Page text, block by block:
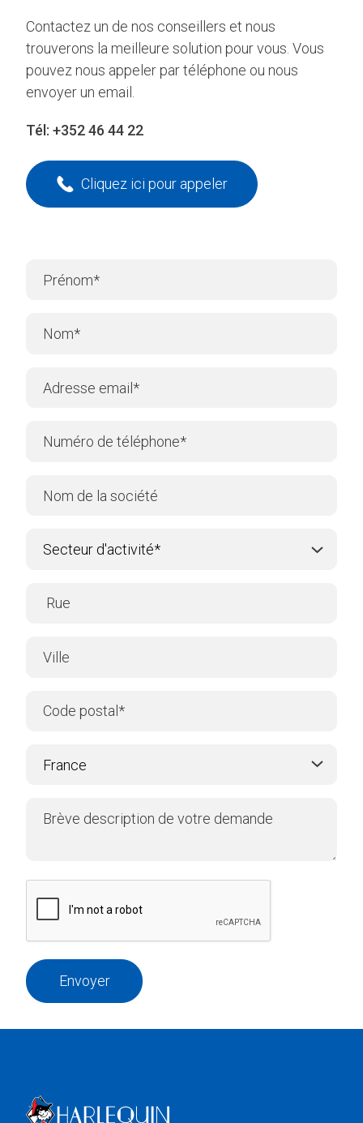
Contactez un de nos conseillers et nous
trouverons la meilleure solution pour vous. Vous
pouvez nous appeler par téléphone ou nous
envoyer un email.
Tél: +352 46 44 22
Cliquez ici pour appeler
Envoyer